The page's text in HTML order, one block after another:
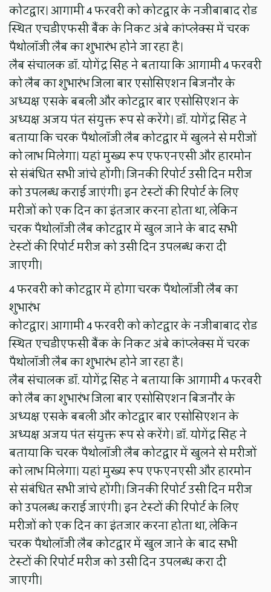
कोटद्वार। आगामी 4 फरवरी को कोटद्वार के नजीबाबाद रोड
स्थित एचडीएफसी बैंक के निकट अंबे कांप्लेक्स में चरक
पैथोलॉजी लैब का शुभारंभ होने जा रहा है।
लैब संचालक डॉ. योगेंद्र सिंह ने बताया कि आगामी 4 फरवरी
को लैब का शुभारंभ जिला बार एसोसिएशन बिजनौर के
अध्यक्ष एसके बबली और कोटद्वार बार एसोसिएशन के
अध्यक्ष अजय पंत संयुक्त रूप से करेंगे। डॉ. योगेंद्र सिंह ने
बताया कि चरक पैथोलॉजी लैब कोटद्वार में खुलने से मरीजों
को लाभ मिलेगा। यहां मुख्य रूप एफएनएसी और हारमोन
से संबंधित सभी जांचे होंगी। जिनकी रिपोर्ट उसी दिन मरीज
को उपलब्ध कराई जाएंगी। इन टेस्टों की रिपोर्ट के लिए
मरीजों को एक दिन का इंतजार करना होता था, लेकिन
चरक पैथोलॉजी लैब कोटद्वार में खुल जाने के बाद सभी
टेस्टों की रिपोर्ट मरीज को उसी दिन उपलब्ध करा दी
जाएगी।
4 फरवरी को कोटद्वार में होगा चरक पैथोलॉजी लैब का
शुभारंभ
कोटद्वार। आगामी 4 फरवरी को कोटद्वार के नजीबाबाद रोड
स्थित एचडीएफसी बैंक के निकट अंबे कांप्लेक्स में चरक
पैथोलॉजी लैब का शुभारंभ होने जा रहा है।
लैब संचालक डॉ. योगेंद्र सिंह ने बताया कि आगामी 4 फरवरी
को लैब का शुभारंभ जिला बार एसोसिएशन बिजनौर के
अध्यक्ष एसके बबली और कोटद्वार बार एसोसिएशन के
अध्यक्ष अजय पंत संयुक्त रूप से करेंगे। डॉ. योगेंद्र सिंह ने
बताया कि चरक पैथोलॉजी लैब कोटद्वार में खुलने से मरीजों
को लाभ मिलेगा। यहां मुख्य रूप एफएनएसी और हारमोन
से संबंधित सभी जांचे होंगी। जिनकी रिपोर्ट उसी दिन मरीज
को उपलब्ध कराई जाएंगी। इन टेस्टों की रिपोर्ट के लिए
मरीजों को एक दिन का इंतजार करना होता था, लेकिन
चरक पैथोलॉजी लैब कोटद्वार में खुल जाने के बाद सभी
टेस्टों की रिपोर्ट मरीज को उसी दिन उपलब्ध करा दी
जाएगी।